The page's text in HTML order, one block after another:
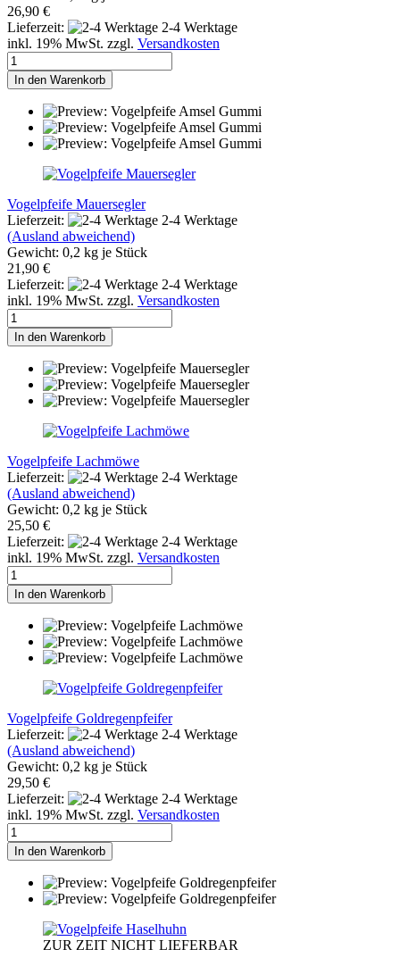
26,90 €
Lieferzeit:
2-4 Werktage
inkl. 19% MwSt. zzgl. Versandkosten
In den Warenkorb
Vogelpfeife Mauersegler
Lieferzeit:
2-4 Werktage
(Ausland abweichend)
Gewicht: 0,2 kg je Stück
21,90 €
Lieferzeit:
2-4 Werktage
inkl. 19% MwSt. zzgl. Versandkosten
In den Warenkorb
Vogelpfeife Lachmöwe
Lieferzeit:
2-4 Werktage
(Ausland abweichend)
Gewicht: 0,2 kg je Stück
25,50 €
Lieferzeit:
2-4 Werktage
inkl. 19% MwSt. zzgl. Versandkosten
In den Warenkorb
Vogelpfeife Goldregenpfeifer
Lieferzeit:
2-4 Werktage
(Ausland abweichend)
Gewicht: 0,2 kg je Stück
29,50 €
Lieferzeit:
2-4 Werktage
inkl. 19% MwSt. zzgl. Versandkosten
In den Warenkorb
ZUR ZEIT NICHT LIEFERBAR